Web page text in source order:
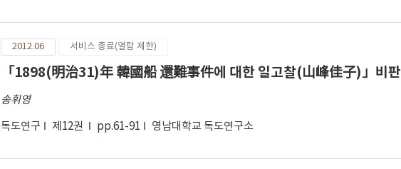
2012.06 서비스 종료(열람 제한)
「1898(明治31)年 韓國船 還難事件에 대한 일고찰(山峰佳子)」비판
송휘영
독도연구 제12권 pp.61-91 영남대학교 독도연구소